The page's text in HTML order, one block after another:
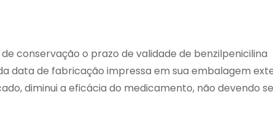
conservação o prazo de validade de benzilpenicilina
data de fabricação impressa em sua embalagem
diminui a eficácia do medicamento, não devendo